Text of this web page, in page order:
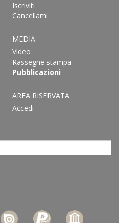
Iscriviti
Cancellami
MEDIA
Video
Rassegne stampa
Pubblicazioni
AREA RISERVATA
Accedi